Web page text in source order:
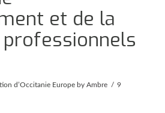
et de la
d’Occitanie Europe by Ambre
9